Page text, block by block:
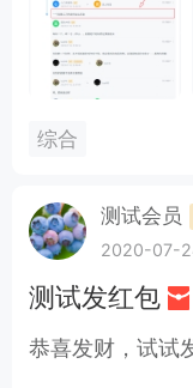
综合
测试会员
2020-07-
测试发红包
恭喜发财，试试